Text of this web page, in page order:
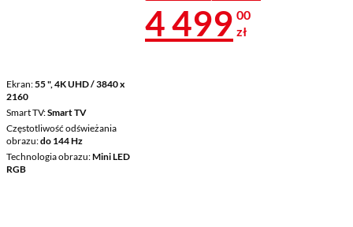
Ekran 55 ", 4K UHD / 3840 x
2160
Smart TV Smart TV
Częstotliwość odświeżania
obrazu do 144 Hz
Technologia obrazu Mini LED
RGB
Cena 4 499 zł
4 499 00
zł